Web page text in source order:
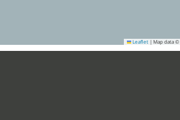
Leaflet | Map data ©